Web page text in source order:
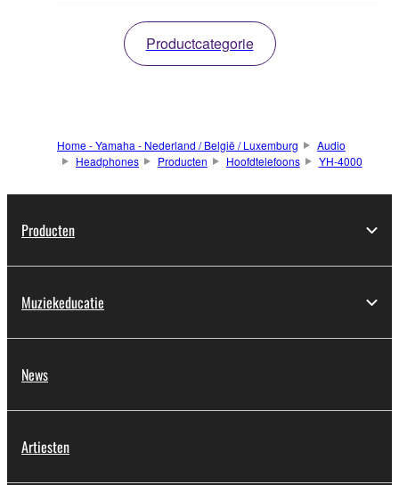
Productcategorie
Home - Yamaha - Nederland / België / Luxemburg
Audio
Headphones
Producten Hoofdtelefoons YH-4000
Producten
Muziekeducatie
News
Artiesten